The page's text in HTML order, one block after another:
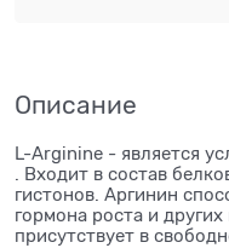
Описание
L-Arginine - является
. Входит в состав
гистонов. Аргинин
гормона роста и
присутствует в